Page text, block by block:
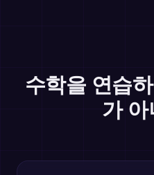
수학을 연습
가